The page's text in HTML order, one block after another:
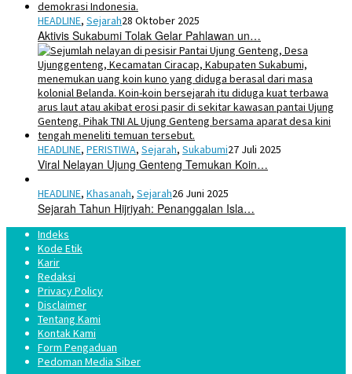
HEADLINE, Sejarah28 Oktober 2025
Aktivis Sukabumi Tolak Gelar Pahlawan un…
HEADLINE, PERISTIWA, Sejarah, Sukabumi27 Juli 2025
Viral Nelayan Ujung Genteng Temukan Koin…
HEADLINE, Khasanah, Sejarah26 Juni 2025
Sejarah Tahun Hijriyah: Penanggalan Isla…
Indeks
Kode Etik
Karir
Redaksi
Privacy Policy
Disclaimer
Tentang Kami
Kontak Kami
Form Pengaduan
Pedoman Media Siber